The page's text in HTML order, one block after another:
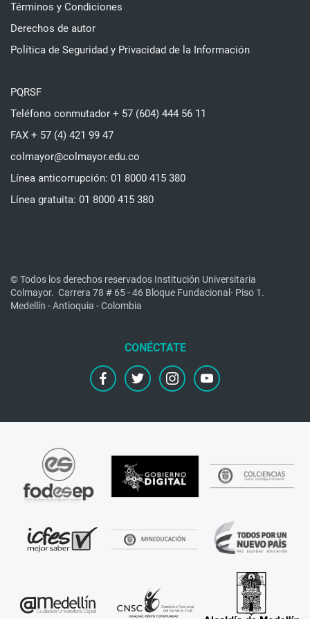
Términos y Condiciones
Derechos de autor
Política de Seguridad y Privacidad de la Información
PQRSF
Teléfono conmutador + 57 (604) 444 56 11
FAX + 57 (4) 421 99 47
colmayor@colmayor.edu.co
Línea anticorrupción: 01 8000 415 380
Línea gratuita: 01 8000 415 380
© Todos los derechos reservados Institución Universitaria
Colmayor. Carrera 78 # 65 - 46 Bloque Fundacional- Piso 1.
Medellín - Antioquia - Colombia